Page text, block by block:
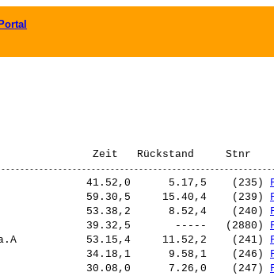
41.52,0      5.17,5    (235)
59.30,5     15.40,4    (239)
53.38,2      8.52,4    (240)
39.32,5       -----   (2880)
a.A           53.15,4     11.52,2    (241)
34.18,1      9.58,1    (246)
30.08,0      7.26,0    (247)